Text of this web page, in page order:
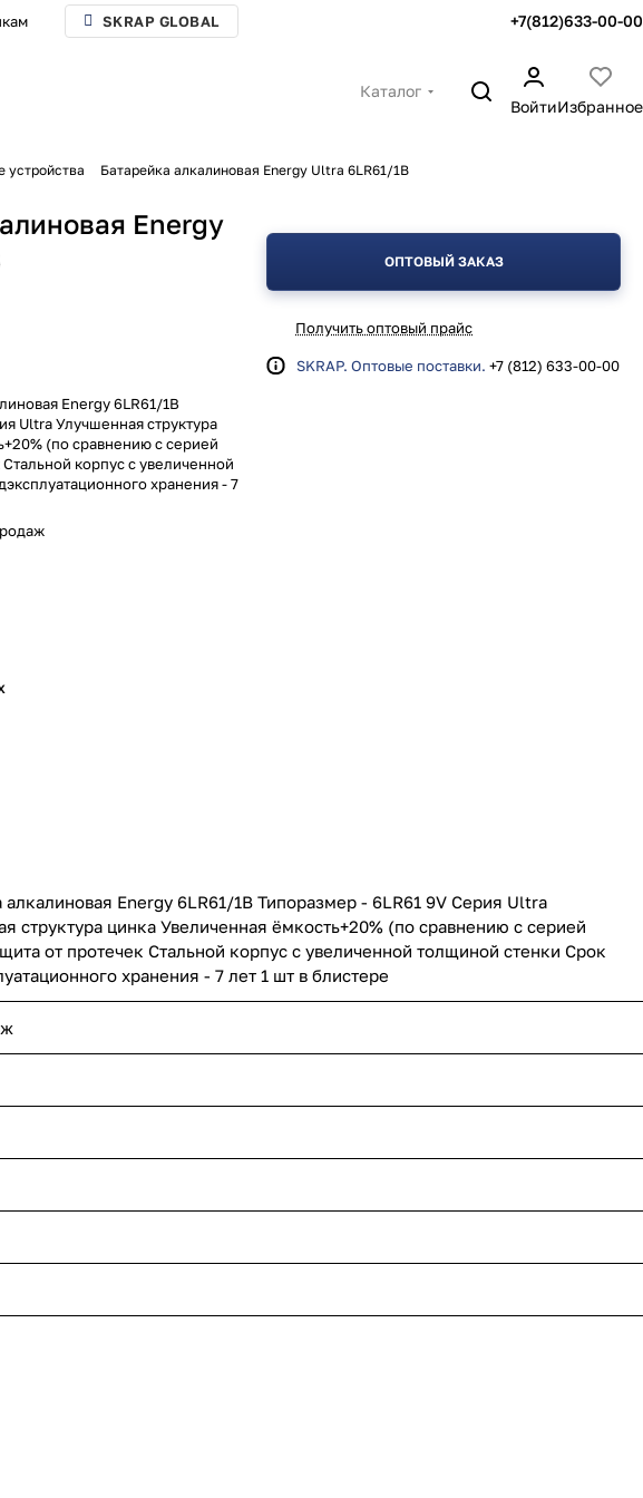
SKRAP GLOBAL +7(812)633-00-00
Каталог
ВойтиИзбранное
устройства Батарейка алкалиновая Energy Ultra 6LR61/1B
Energy
Energy 6LR61/1B
Ultra Улучшенная структура
(по сравнению с серией
корпус с увеличенной
хранения - 7
ОПТОВЫЙ ЗАКАЗ
Получить оптовый прайс
SKRAP. Оптовые поставки. +7 (812) 633-00-00
алкалиновая Energy 6LR61/1B Типоразмер - 6LR61 9V Серия Ultra
структура цинка Увеличенная ёмкость+20% (по сравнению с серией
от протечек Стальной корпус с увеличенной толщиной стенки Срок
хранения - 7 лет 1 шт в блистере